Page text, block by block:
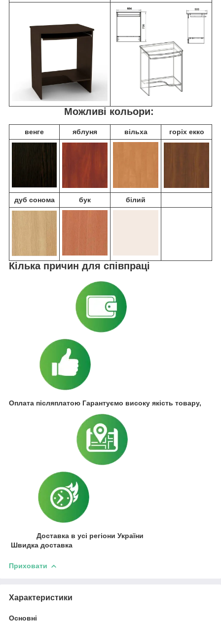
Можливі кольори:
венге яблуня вільха горіх екко
дуб сонома бук білий
Кілька причин для співпраці
Оплата післяплатою Гарантуємо високу якість товару,
Доставка в усі регіони України
Швидка доставка
Приховати
Характеристики
Основні